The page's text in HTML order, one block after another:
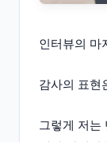
인터뷰의
감사의 표현
그렇게 저는